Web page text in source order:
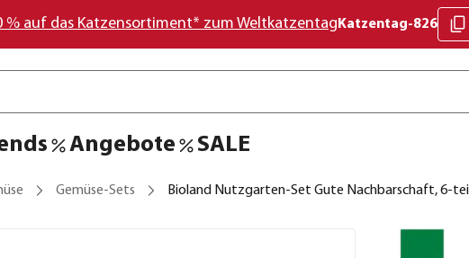
% auf das Katzensortiment* zum Weltkatzentag Katzentag-826
Angebote SALE
Gemüse-Sets Bioland Nutzgarten-Set Gute Nachbarschaft, 6-